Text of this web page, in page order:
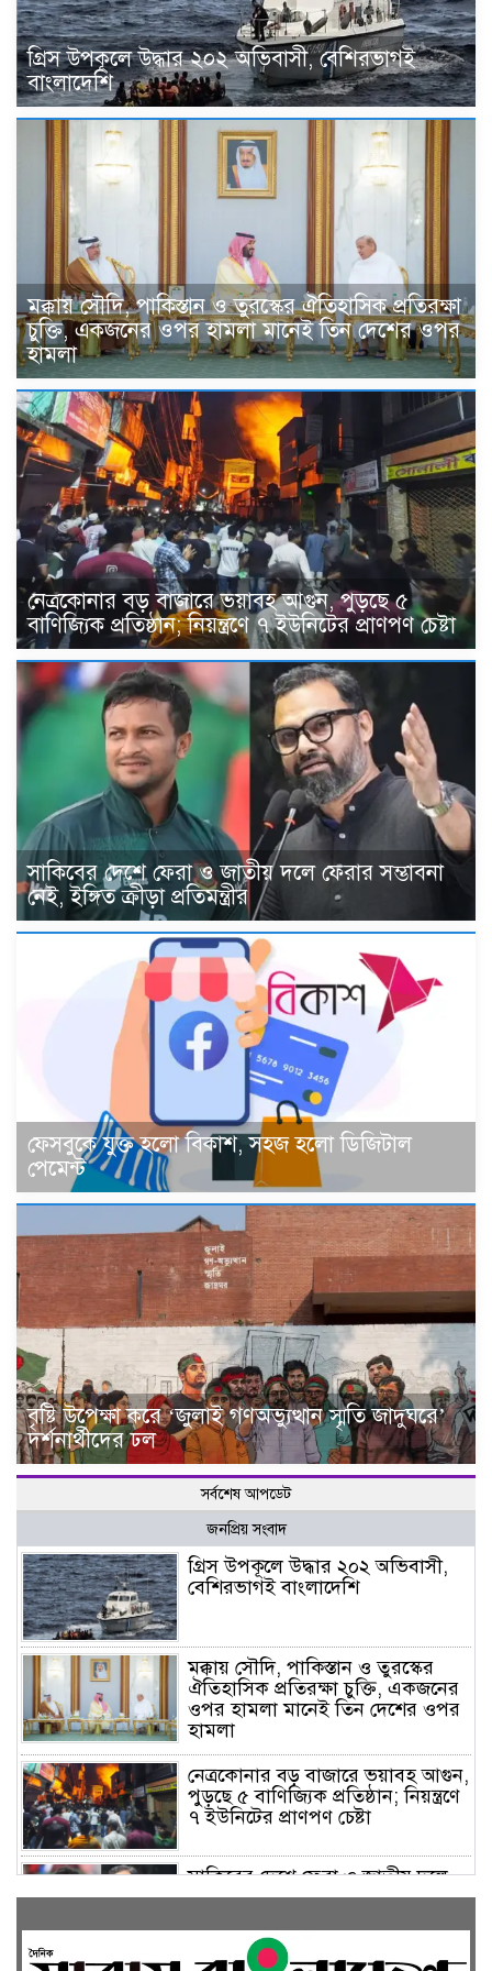
গ্রিস উপকূলে উদ্ধার ২০২ অভিবাসী, বেশিরভাগই
বাংলাদেশি
মক্কায় সৌদি, পাকিস্তান ও তুরস্কের ঐতিহাসিক প্রতিরক্ষা
চুক্তি, একজনের ওপর হামলা মানেই তিন দেশের ওপর
হামলা
নেত্রকোনার বড় বাজারে ভয়াবহ আগুন, পুড়ছে ৫
বাণিজ্যিক প্রতিষ্ঠান; নিয়ন্ত্রণে ৭ ইউনিটের প্রাণপণ চেষ্টা
সাকিবের দেশে ফেরা ও জাতীয় দলে ফেরার সম্ভাবনা
নেই, ইঙ্গিত ক্রীড়া প্রতিমন্ত্রীর
ফেসবুকে যুক্ত হলো বিকাশ, সহজ হলো ডিজিটাল
পেমেন্ট
বৃষ্টি উপেক্ষা করে ‘জুলাই গণঅভ্যুত্থান স্মৃতি জাদুঘরে’
দর্শনার্থীদের ঢল
সর্বশেষ আপডেট
জনপ্রিয় সংবাদ
গ্রিস উপকূলে উদ্ধার ২০২ অভিবাসী,
বেশিরভাগই বাংলাদেশি
মক্কায় সৌদি, পাকিস্তান ও তুরস্কের
ঐতিহাসিক প্রতিরক্ষা চুক্তি, একজনের
ওপর হামলা মানেই তিন দেশের ওপর
হামলা
নেত্রকোনার বড় বাজারে ভয়াবহ আগুন,
পুড়ছে ৫ বাণিজ্যিক প্রতিষ্ঠান; নিয়ন্ত্রণে
৭ ইউনিটের প্রাণপণ চেষ্টা
সাকিবের দেশে ফেরা ও জাতীয় দলে
ফেরার সম্ভাবনা নেই, ইঙ্গিত ক্রীড়া